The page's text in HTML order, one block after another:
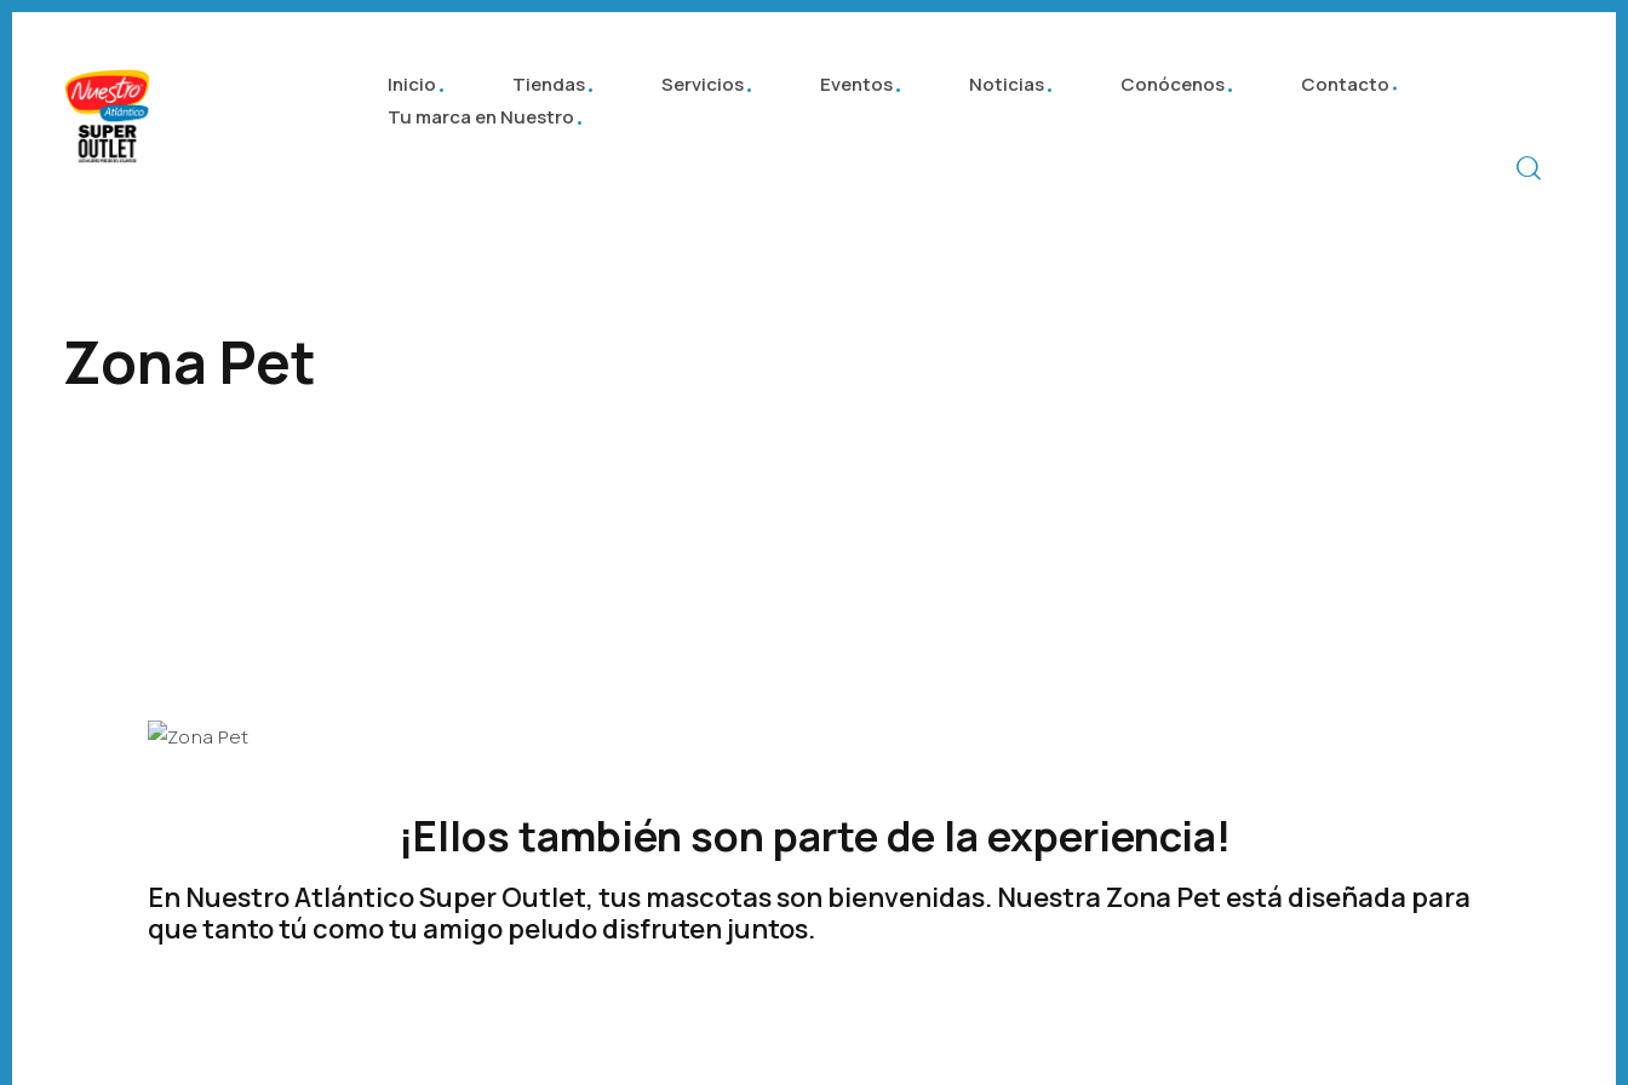
Inicio Tiendas Servicios Eventos Noticias Conócenos
Contacto
Tu marca en Nuestro
Zona Pet
INICIO
SERVICIOS
¡Ellos también son parte de la experiencia!
En Nuestro Atlántico Super Outlet, tus mascotas son bienvenidas. Nuestra Zona Pet está diseñada para
que tanto tú como tu amigo peludo disfruten juntos.